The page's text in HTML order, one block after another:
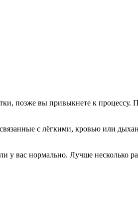
позже вы привыкнете к процессу.
с лёгкими, кровью или
у вас нормально. Лучше несколько